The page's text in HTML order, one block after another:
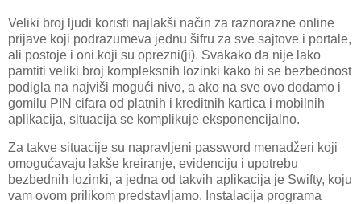
Veliki broj ljudi koristi najlakši način za raznorazne online
prijave koji podrazumeva jednu šifru za sve sajtove i portale,
ali postoje i oni koji su oprezni(ji). Svakako da nije lako
pamtiti veliki broj kompleksnih lozinki kako bi se bezbednost
podigla na najviši mogući nivo, a ako na sve ovo dodamo i
gomilu PIN cifara od platnih i kreditnih kartica i mobilnih
aplikacija, situacija se komplikuje eksponencijalno.
Za takve situacije su napravljeni password menadžeri koji
omogućavaju lakše kreiranje, evidenciju i upotrebu
bezbednih lozinki, a jedna od takvih aplikacija je Swifty, koju
vam ovom prilikom predstavljamo. Instalacija programa